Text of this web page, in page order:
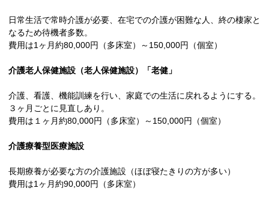
日常生活で常時介護が必要、在宅での介護が困難な人、終の棲家と
なるため待機者多数。
費用は1ヶ月約80,000円（多床室）～150,000円（個室）
介護老人保健施設（老人保健施設）「老健」
介護、看護、機能訓練を行い、家庭での生活に戻れるようにする。
３ヶ月ごとに見直しあり。
費用は１ヶ月約80,000円（多床室）～150,000円（個室）
介護療養型医療施設
長期療養が必要な方の介護施設（ほぼ寝たきりの方が多い）
費用は1ヶ月約90,000円（多床室）